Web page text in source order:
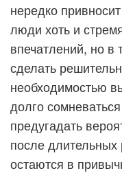
нередко
люди хоть и
впечатлений, но в
сделать
необходимостью
долго
предугадать
после
остаются в